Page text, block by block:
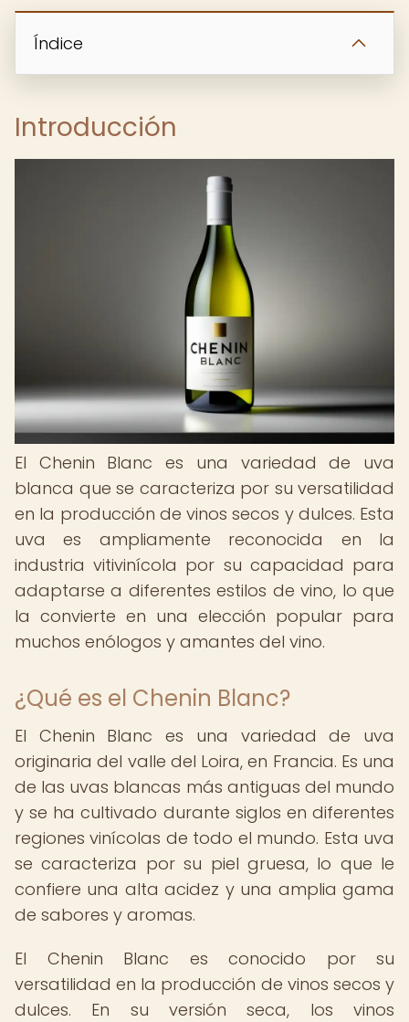
Índice
Introducción
El Chenin Blanc es una variedad de uva
blanca que se caracteriza por su versatilidad
en la producción de vinos secos y dulces. Esta
uva es ampliamente reconocida en la
industria vitivinícola por su capacidad para
adaptarse a diferentes estilos de vino, lo que
la convierte en una elección popular para
muchos enólogos y amantes del vino.
¿Qué es el Chenin Blanc?
El Chenin Blanc es una variedad de uva
originaria del valle del Loira, en Francia. Es una
de las uvas blancas más antiguas del mundo
y se ha cultivado durante siglos en diferentes
regiones vinícolas de todo el mundo. Esta uva
se caracteriza por su piel gruesa, lo que le
confiere una alta acidez y una amplia gama
de sabores y aromas.
El Chenin Blanc es conocido por su
versatilidad en la producción de vinos secos y
dulces. En su versión seca, los vinos